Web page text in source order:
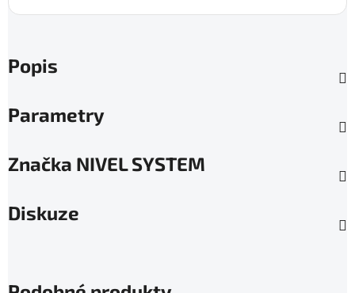
Popis
Parametry
Značka NIVEL SYSTEM
Diskuze